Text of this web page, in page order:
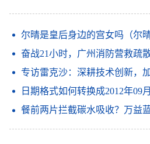
尔晴是皇后身边的宫女吗（尔
奋战21小时，广州消防营救疏
专访雷克沙：深耕技术创新，
日期格式如何转换成2012年09月08日（
餐前两片拦截碳水吸收？万益蓝